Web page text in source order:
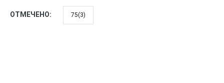
ОТМЕЧЕНО: 75(3)